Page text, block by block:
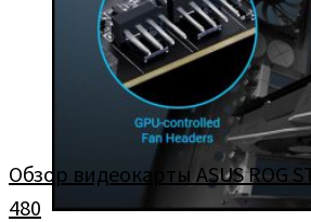
Обзор видеокарты ASUS ROG
480